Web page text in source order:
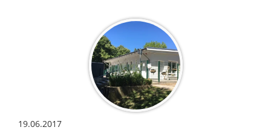
19.06.2017